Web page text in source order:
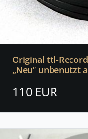
Original ttl-
„Neu“ unbenutzt
110 EUR